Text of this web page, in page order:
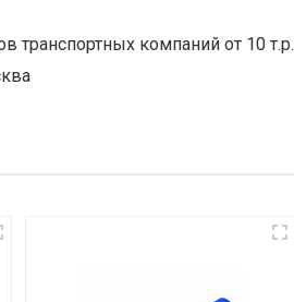
транспортных компаний от 10 т.р.